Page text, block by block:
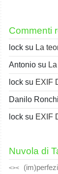
Commenti
lock su La
Antonio su
lock su EXIF
Danilo Ronchi
lock su EXIF
Nuvola di
<><